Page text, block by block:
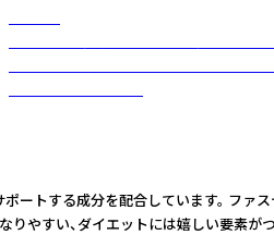
する成分を配合しています
い、ダイエットには嬉しい